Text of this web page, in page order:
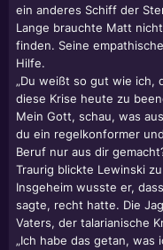
ein anderes Schiff der
Lange brauchte Matt
finden. Seine
Hilfe.
„Du weißt so gut wie ich,
diese Krise heute zu
Mein Gott, schau, was
du ein regelkonformer
Beruf nur aus dir
Traurig blickte Lewinski
Insgeheim wusste er,
sagte, recht hatte. Die
Vaters, der talarianische
„Ich habe das getan,